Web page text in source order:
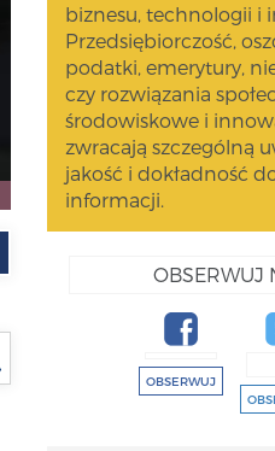
biznesu, technologii i
Przedsiębiorczość,
podatki, emerytury,
czy rozwiązania
środowiskowe i
zwracają szczególną
jakość i dokładność
informacji.
OBSERWUJ
OBSERWUJ